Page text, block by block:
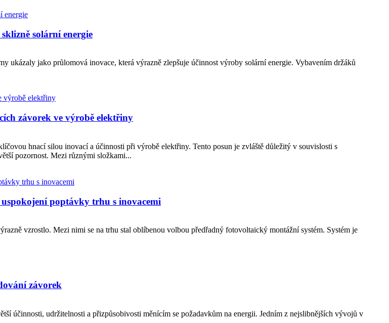
solární energie
ukázaly jako průlomová inovace, která výrazně zlepšuje účinnost výroby solární energie. Vybavením držáků
závorek ve výrobě elektřiny
hnací silou inovací a účinnosti při výrobě elektřiny. Tento posun je zvláště důležitý v souvislosti s
pozornost. Mezi různými složkami...
poptávky trhu s inovacemi
vzrostlo. Mezi nimi se na trhu stal oblíbenou volbou předřadný fotovoltaický montážní systém. Systém je
závorek
účinnosti, udržitelnosti a přizpůsobivosti měnícím se požadavkům na energii. Jedním z nejslibnějších vývojů v